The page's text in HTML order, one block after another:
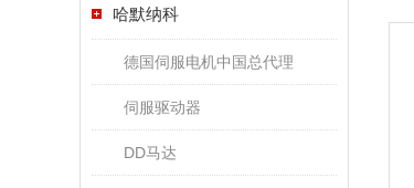
哈默纳科
德国伺服电机中国总代理
伺服驱动器
DD马达